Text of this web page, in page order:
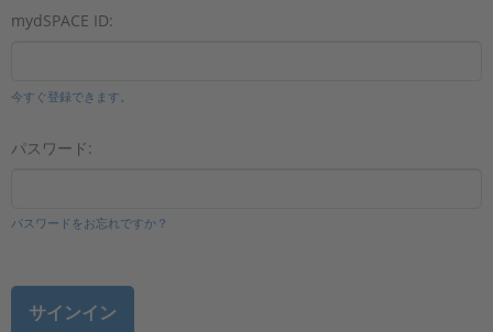
mydSPACE ID:
今すぐ登録できます。
パスワード:
パスワードをお忘れですか？